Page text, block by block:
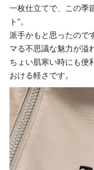
一枚仕立てで、この季
ト”。
派手かもと思ったので
マる不思議な魅力が溢
ちょい肌寒い時にも便
おける軽さです。